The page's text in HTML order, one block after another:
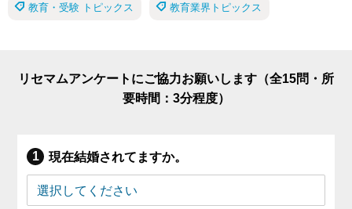
教育・受験 トピックス 教育業界トピックス
リセマムアンケートにご協力お願いします（全15問・所
要時間：3分程度）
現在結婚されてますか。